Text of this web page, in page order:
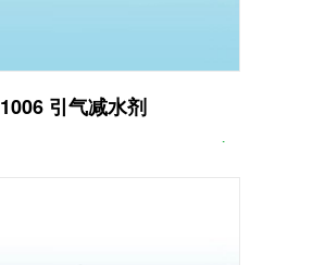
1006 引气减水剂